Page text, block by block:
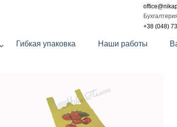
+38 (048)
Гибкая упаковка Наши работы